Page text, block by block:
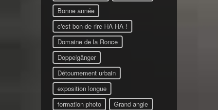
Bonne année
c'est bon de rire HA HA !
Domaine de la Ronce
Doppelgänger
Détournement urbain
exposition longue
formation photo
Grand angle